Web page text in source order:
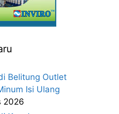
Belitung Outlet
Isi Ulang
2026